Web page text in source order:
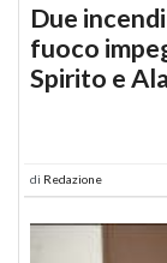
Due
fuoco
Spirito e
di Redazione